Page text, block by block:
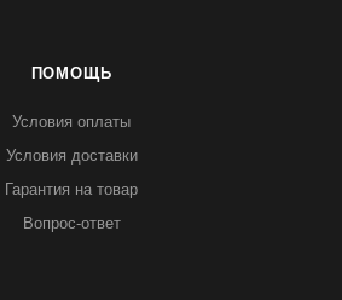
ПОМОЩЬ
Условия оплаты
Условия доставки
Гарантия на товар
Вопрос-ответ